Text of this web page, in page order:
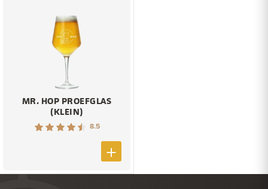
MR. HOP PROEFGLAS
(KLEIN)
8.5